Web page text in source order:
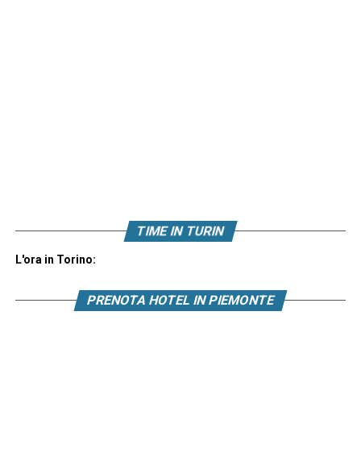
TIME IN TURIN
L'ora in Torino:
PRENOTA HOTEL IN PIEMONTE